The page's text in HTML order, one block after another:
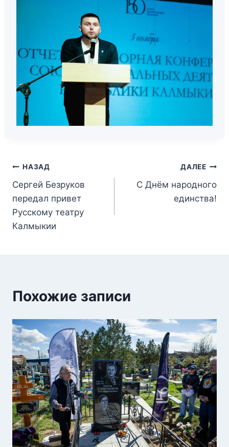
НАЗАД
Сергей Безруков
передал привет
Русскому театру
Калмыкии
ДАЛЕЕ
С Днём народного
единства!
Похожие записи